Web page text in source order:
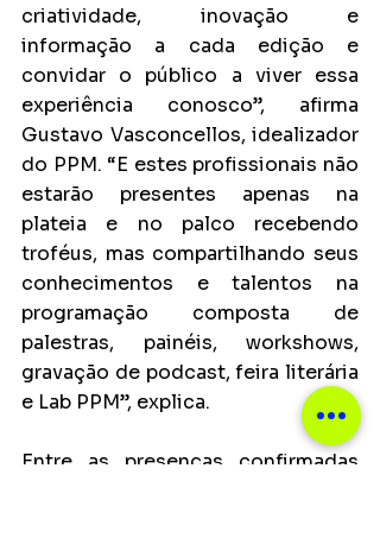
criatividade, inovação e
informação a cada edição e
convidar o público a viver essa
experiência conosco”, afirma
Gustavo Vasconcellos, idealizador
do PPM. “E estes profissionais não
estarão presentes apenas na
plateia e no palco recebendo
troféus, mas compartilhando seus
conhecimentos e talentos na
programação composta de
palestras, painéis, workshows,
gravação de podcast, feira literária
e Lab PPM”, explica.
Entre as presenças confirmadas